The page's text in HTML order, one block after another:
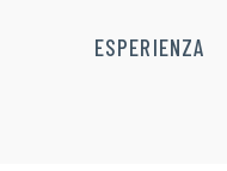
ESPERIENZA